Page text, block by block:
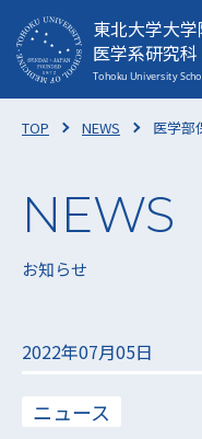
東北大学大学
医学系研究
TOP NEWS 医学部
お知らせ
2022年07月05日
ニュース